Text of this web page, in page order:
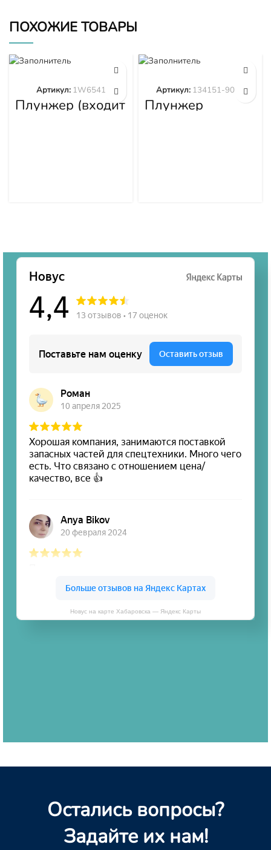
ПОХОЖИЕ ТОВАРЫ
Плунжер (входит
в 1W6539)
Артикул: 1W6541
Плунжер
134151-9020
Артикул: 134151-9020
Новус на карте Хабаровска — Яндекс Карты
Остались вопросы?
Задайте их нам!